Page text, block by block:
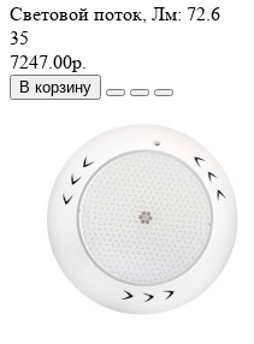
Световой поток, Лм: 72.6
35
7247.00р.
В корзину